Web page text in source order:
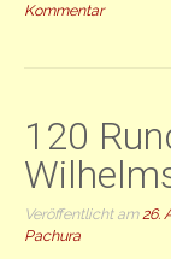
Kommentar
120
Veröffentlicht am26.
Pachura